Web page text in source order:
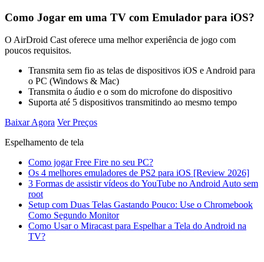
Como Jogar em uma TV com Emulador para iOS?
O AirDroid Cast oferece uma melhor experiência de jogo com
poucos requisitos.
Transmita sem fio as telas de dispositivos iOS e Android para
o PC (Windows & Mac)
Transmita o áudio e o som do microfone do dispositivo
Suporta até 5 dispositivos transmitindo ao mesmo tempo
Baixar Agora Ver Preços
Espelhamento de tela
Como jogar Free Fire no seu PC?
Os 4 melhores emuladores de PS2 para iOS [Review 2026]
3 Formas de assistir vídeos do YouTube no Android Auto sem
root
Setup com Duas Telas Gastando Pouco: Use o Chromebook
Como Segundo Monitor
Como Usar o Miracast para Espelhar a Tela do Android na
TV?